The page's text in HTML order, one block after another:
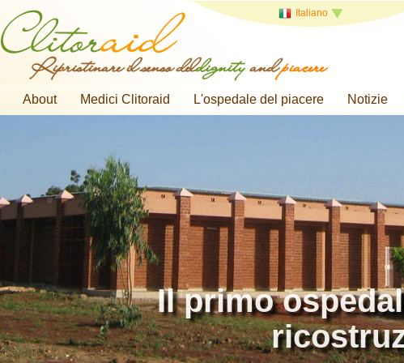
Italiano
Ripristinare il senso deldignityandpiacere
About Medici Clitoraid L'ospedale del piacere Notizie
Il primo